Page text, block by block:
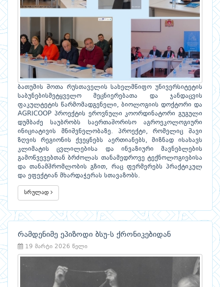
ბათუმის შოთა რუსთაველის სახელმწიფო უნივერსიტეტის
საბუნებისმეტყველო მეცნიერებათა და ჯანდაცვის
ფაკულტეტის წარმომადგენელი, ბიოლოგიის დოქტორი და
AGRICOOP პროექტის ეროვნული კოორდინატორი გუგული
დუმბაძე საუბრობს საერთაშორისო აგროეკოლოგიური
ინიციატივის მნიშვნელობაზე. პროექტი, რომელიც შავი
ზღვის რეგიონის ქვეყნებს აერთიანებს, მიზნად ისახავს
კლიმატის ცვლილებისა და ინვაზიური მავნებლების
გამოწვევებთან ბრძოლას თანამედროვე ტექნოლოგიებისა
და თანამშრომლობის გზით, რაც ფერმერებს პრაქტიკულ
და ეფექტიან მხარდაჭერას სთავაზობს.
სრულად
რამდენიმე ეპიზოდი ბსუ-ს ქრონიკებიდან
19 მარტი 2026 წელი